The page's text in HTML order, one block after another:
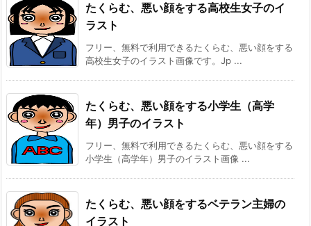
たくらむ、悪い顔をする高校生女子のイ
ラスト
フリー、無料で利用できるたくらむ、悪い顔をする
高校生女子のイラスト画像です。Jp ...
たくらむ、悪い顔をする小学生（高学
年）男子のイラスト
フリー、無料で利用できるたくらむ、悪い顔をする
小学生（高学年）男子のイラスト画像 ...
たくらむ、悪い顔をするベテラン主婦の
イラスト